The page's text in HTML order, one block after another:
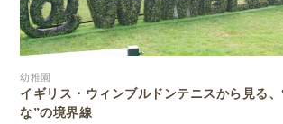
幼稚園
イギリス・ウィンブルドンテニスから見る、
な”の境界線